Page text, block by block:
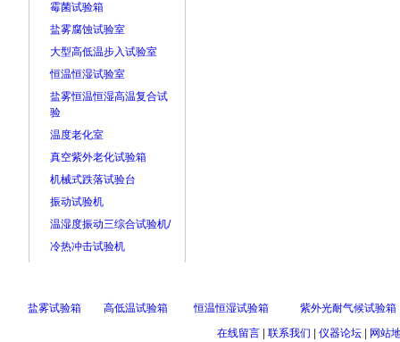
霉菌试验箱
盐雾腐蚀试验室
大型高低温步入试验室
恒温恒湿试验室
盐雾恒温恒湿高温复合试
验
温度老化室
真空紫外老化试验箱
机械式跌落试验台
振动试验机
温湿度振动三综合试验机/
冷热冲击试验机
盐雾试验箱 高低温试验箱 恒温恒湿试验箱
紫外光耐气候试验箱
在线留言| 联系我们 仪器论坛| 网站